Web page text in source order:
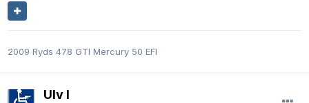
2009 Ryds 478 GTI Mercury 50 EFI
Ulv I